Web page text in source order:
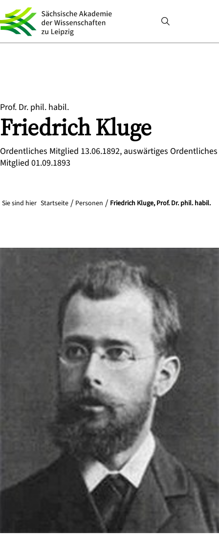
Prof. Dr. phil. habil.
FriedrichKluge
Ordentliches Mitglied 13.06.1892, auswärtiges Ordentliches
Mitglied 01.09.1893
Sie sind hier Startseite Personen Friedrich Kluge, Prof. Dr. phil. habil.